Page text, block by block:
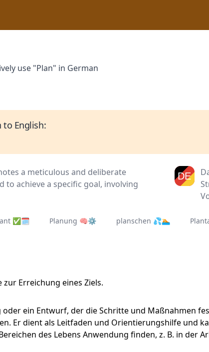
use "Plan" in German
to English:
a meticulous and deliberate
to achieve a specific goal, involving
✅🗓 Planung 🧠⚙ planschen 💦🏊
Erreichung eines Ziels.
oder ein Entwurf, der die Schritte und Maßnahmen
Er dient als Leitfaden und Orientierungshilfe
des Lebens Anwendung finden, z. B. in der